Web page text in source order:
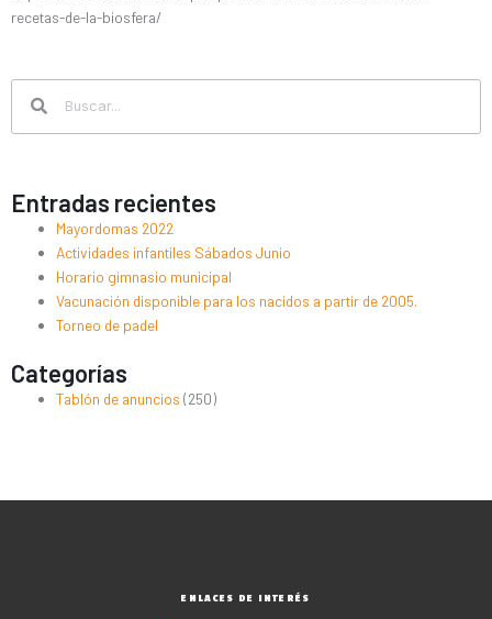
recetas-de-la-biosfera/
Entradas recientes
Mayordomas 2022
Actividades infantiles Sábados Junio
Horario gimnasio municipal
Vacunación disponible para los nacidos a partir de 2005.
Torneo de padel
Categorías
Tablón de anuncios (250)
ENLACES DE INTERÉS